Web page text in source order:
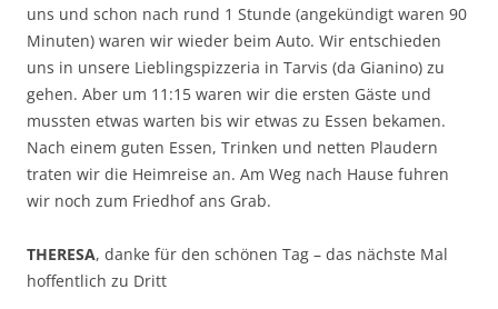
uns und schon nach rund 1 Stunde (angekündigt waren 90
Minuten) waren wir wieder beim Auto. Wir entschieden
uns in unsere Lieblingspizzeria in Tarvis (da Gianino) zu
gehen. Aber um 11:15 waren wir die ersten Gäste und
mussten etwas warten bis wir etwas zu Essen bekamen.
Nach einem guten Essen, Trinken und netten Plaudern
traten wir die Heimreise an. Am Weg nach Hause fuhren
wir noch zum Friedhof ans Grab.
THERESA, danke für den schönen Tag – das nächste Mal
hoffentlich zu Dritt